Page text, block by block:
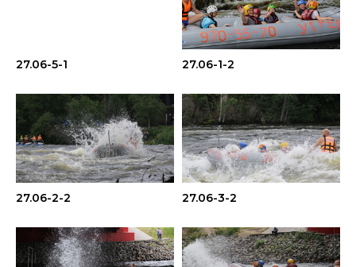
27.06-5-1 27.06-1-2
27.06-2-2 27.06-3-2